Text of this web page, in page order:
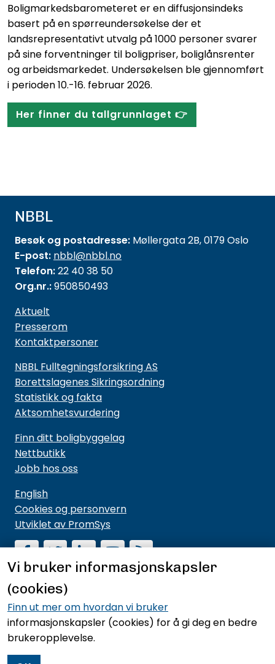
Boligmarkedsbarometeret er en diffusjonsindeks
basert på en spørreundersøkelse der et
landsrepresentativt utvalg på 1000 personer svarer
på sine forventninger til boligpriser, boliglånsrenter
og arbeidsmarkedet. Undersøkelsen ble gjennomført
i perioden 10.-16. februar 2026.
Her finner du tallgrunnlaget 👉
NBBL
Besøk og postadresse: Møllergata 2B, 0179 Oslo
E-post: nbbl@nbbl.no
Telefon:22 40 38 50
Org.nr.:950850493
Aktuelt
Presserom
Kontaktpersoner
NBBL Fulltegningsforsikring AS
Borettslagenes Sikringsordning
Statistikk og fakta
Aktsomhetsvurdering
Finn ditt boligbyggelag
Nettbutikk
Jobb hos oss
English
Cookies og personvern
Utviklet av PromSys
Motta nyhetsbrev fra NBBL
Hold deg oppdatert på hva vi driver med og hva vi
mener noe om.
Meld deg på nyhetsbrevet
Vi bruker informasjonskapsler
(cookies)
Finn ut mer om hvordan vi bruker
informasjonskapsler (cookies) for å gi deg en bedre
brukeropplevelse.